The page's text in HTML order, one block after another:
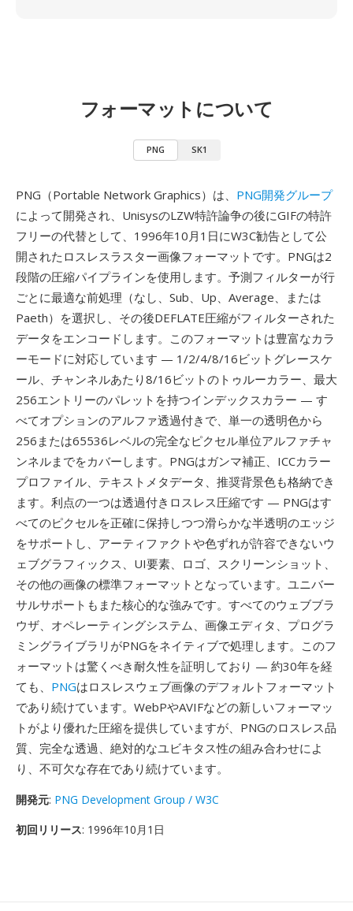
フォーマットについて
PNG SK1
PNG（Portable Network Graphics）は、 PNG開発グループ
によって開発され、UnisysのLZW特許論争の後にGIFの特許
フリーの代替として、1996年10月1日にW3C勧告として公
開されたロスレスラスター画像フォーマットです。PNGは2
段階の圧縮パイプラインを使用します。予測フィルターが行
ごとに最適な前処理（なし、Sub、Up、Average、または
Paeth）を選択し、その後DEFLATE圧縮がフィルターされた
データをエンコードします。このフォーマットは豊富なカラ
ーモードに対応しています — 1/2/4/8/16ビットグレースケ
ール、チャンネルあたり8/16ビットのトゥルーカラー、最大
256エントリーのパレットを持つインデックスカラー — す
べてオプションのアルファ透過付きで、単一の透明色から
256または65536レベルの完全なピクセル単位アルファチャ
ンネルまでをカバーします。PNGはガンマ補正、ICCカラー
プロファイル、テキストメタデータ、推奨背景色も格納でき
ます。利点の一つは透過付きロスレス圧縮です — PNGはす
べてのピクセルを正確に保持しつつ滑らかな半透明のエッジ
をサポートし、アーティファクトや色ずれが許容できないウ
ェブグラフィックス、UI要素、ロゴ、スクリーンショット、
その他の画像の標準フォーマットとなっています。ユニバー
サルサポートもまた核心的な強みです。すべてのウェブブラ
ウザ、オペレーティングシステム、画像エディタ、プログラ
ミングライブラリがPNGをネイティブで処理します。このフ
ォーマットは驚くべき耐久性を証明しており — 約30年を経
ても、 PNGはロスレスウェブ画像のデフォルトフォーマット
であり続けています。WebPやAVIFなどの新しいフォーマッ
トがより優れた圧縮を提供していますが、PNGのロスレス品
質、完全な透過、絶対的なユビキタス性の組み合わせによ
り、不可欠な存在であり続けています。
開発元: PNG Development Group / W3C
初回リリース: 1996年10月1日